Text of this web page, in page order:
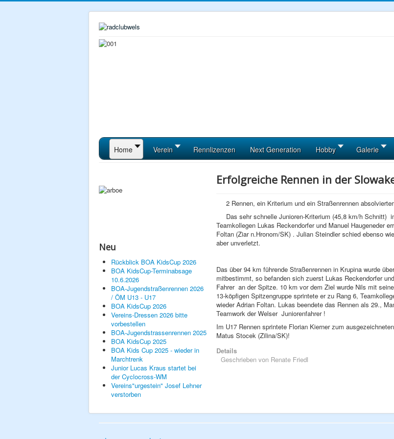
Home Verein Rennlizenzen Next Generation Hobby Galerie
Neu
Rückblick BOA KidsCup 2026
BOA KidsCup-Terminabsage
10.6.2026
BOA-Jugendstraßenrennen 2026
/ ÖM U13 - U17
BOA KidsCup 2026
Vereins-Dressen 2026 bitte
vorbestellen
BOA-Jugendstrassenrennen 2025
BOA KidsCup 2025
BOA Kids Cup 2025 - wieder in
Marchtrenk
Junior Lucas Kraus startet bei
der Cyclocross-WM
Vereins"urgestein" Josef Lehner
verstorben
Erfolgreiche Rennen in der
2 Rennen, ein Kriterium und ein Straßenrennen
Das sehr schnelle Junioren-Kriterium (45,8 km/h Schnitt)
Teamkollegen Lukas Reckendorfer und Manuel Haugeneder
Foltan (Ziar n.Hronom/SK) . Julian Steindler schied ebenso
aber unverletzt.
Das über 94 km führende Straßenrennen in Krupina wurde
mitbestimmt, so befanden sich zuerst Lukas Reckendorfer
Fahrer an der Spitze. 10 km vor dem Ziel wurde Nils mit
13-köpfigen Spitzengruppe sprintete er zu Rang 6,
wieder Adrian Foltan. Lukas beendete das Rennen als 29.,
Teamwork der Welser Juniorenfahrer !
Im U17 Rennen sprintete Florian Kierner zum
Matus Stocek (Zilina/SK)!
Details
Geschrieben von Renate Friedl